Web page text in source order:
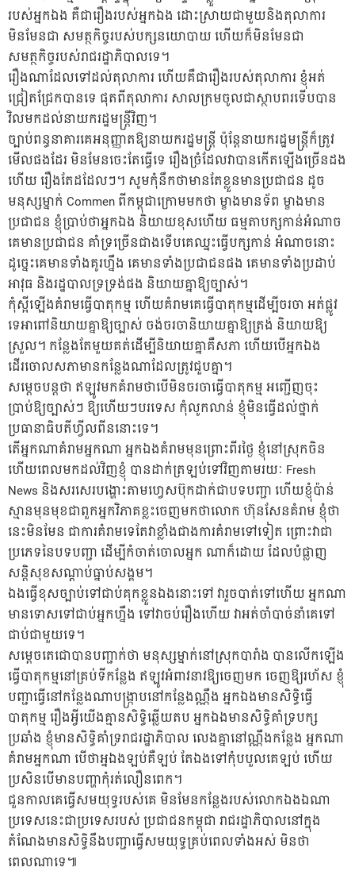
របស់អ្នកឯង គឺជារឿងរបស់អ្នកឯង ដោះស្រាយជាមួយនិងតុលាការ
មិនមែនជា សមត្ថកិច្ចរបស់បក្សនយោបាយ ហើយក៏មិនមែនជា
សមត្ថកិច្ចរបស់រាជរដ្ឋាភិបាលទេ។
រឿងណាដែលទៅដល់តុលាការ ហើយគឺជារឿងរបស់តុលាការ ខ្ញុំអត់
ជ្រៀតជ្រែកបានទេ ផុតពីតុលាការ សាលក្រមចូលជាស្ថាបពរទើបបាន
វិលមកដល់នាយករដ្ឋមន្ត្រីវិញ។
ច្បាប់ពន្ធនាគារគេអនុញ្ញាតឱ្យនាយករដ្ឋមន្ត្រី ប៉ុន្តែនាយករដ្ឋមន្ត្រីក៏ត្រូវ
មើលផងដែរ មិនមែនចេះតែធ្វើទេ រឿងច្រំដែលវាបានកើតឡើងច្រើនដង
ហើយ រឿងតែដដែលៗ។ សូមកុំនឹកថាមានតែខ្លួនមានប្រជាជន ដូច
មនុស្សម្នាក់ Commen ពីកម្ពុជាក្រោមមកថា ម្ខាងមានទ័ព ម្ខាងមាន
ប្រជាជន ខ្ញុំប្រាប់ថាអ្នកឯង និយាយខុសហើយ ធម្មតាបក្សកាន់អំណាច
គេមានប្រជាជន គាំទ្រច្រើនជាងទើបគេឈ្នះធ្វើបក្សកាន់ អំណាចនោះ
ដូច្នេះគេមានទាំងគូរហ្នឹង គេមានទាំងប្រជាជនផង គេមានទាំងប្រដាប់
អាវុធ និងរដ្ឋបាលទ្រទ្រង់ផង និយាយគ្នាឱ្យច្បាស់។
កុំស្អីឡើងគំរាមធ្វើបាតុកម្ម ហើយគំរាមគេធ្វើបាតុកម្មដើម្បីចរចា អត់ផ្លូវ
ទេអាពៅនិយាយគ្នាឱ្យច្បាស់ ចង់ចរចានិយាយគ្នាឱ្យត្រង់ និយាយឱ្យ
ស្រួល។ កន្លែងតែមួយគត់ដើម្បីនិយាយគ្នាគឺសភា ហើយបើអ្នកឯង
ដើរចោលសភាមានកន្លែងណាដែលត្រូវជួបគ្នា។
សម្ដេចបន្តថា ឥឡូវមកគំរាមថាបើមិនចរចាធ្វើបាតុកម្ម អញ្ជើញចុះ
ប្រាប់ឱ្យច្បាស់ៗ ឱ្យហើយៗបរទេស កុំលូកលាន់ ខ្ញុំមិនធ្វើដល់ថ្នាក់
ប្រធានាធិបតីហ្វីលពីននោះទេ។
តើអ្នកណាគំរាមអ្នកណា អ្នកឯងគំរាមមុនព្រោះពីរថ្ងៃ ខ្ញុំនៅស្រុកចិន
ហើយពេលមកដល់វិញខ្ញុំ បានដាក់ត្រឡប់ទៅវិញតាមរយៈ Fresh
News និងសរសេរបង្ហោះតាមហ្វេសប៊ុកដាក់ជាបទបញ្ជា ហើយខ្ញុំប៉ាន់
ស្មានមុនមុខជាពួកអ្នកវិភាគខ្លះចេញមកថាលោក ហ៊ុនសែនគំរាម ខ្ញុំថា
នេះមិនមែន ជាការគំរាមទេតែវាខ្លាំងជាងការគំរាមទៅទៀត ព្រោះវាជា
ប្រភេទនៃបទបញ្ជា ដើម្បីកំចាត់ចោលអ្នក ណាក៏ដោយ ដែលបំផ្លាញ
សន្តិសុខសណ្ដាប់ធ្នាប់សង្គម។
ឯងធ្វើខុសច្បាប់ទៅជាប់គុកខ្លួនឯងនោះទៅ វារួចបាត់ទៅហើយ អ្នកណា
មានទោសទៅជាប់អ្នកហ្នឹង ទៅវាចប់រឿងហើយ វាអត់ចាំបាច់នាំគេទៅ
ជាប់ជាមួយទេ។
សម្ដេចតេជោបានបញ្ជាក់ថា មនុស្សម្នាក់នៅស្រុកបារាំង បានលើកឡើង
ធ្វើបាតុកម្មនៅគ្រប់ទីកន្លែង ឥឡូវអំពាវនាវឱ្យចេញមក ចេញឱ្យរហ័ស ខ្ញុំ
បញ្ជាធ្វើនៅកន្លែងណាបង្ក្រាបនៅកន្លែងណ្ណឹង អ្នកឯងមានសិទ្ធិធ្វើ
បាតុកម្ម រឿងអ្វីយើងគ្មានសិទ្ធិឆ្លើយតប អ្នកឯងមានសិទ្ធិគាំទ្របក្ស
ប្រឆាំង ខ្ញុំមានសិទ្ធិគាំទ្ររាជរដ្ឋាភិបាល លេងគ្នានៅណ្ណឹងកន្លែង អ្នកណា
គំរាមអ្នកណា បើថាអ្នឯងឡប់គឺឡប់ តែឯងទៅកុំបបួលគេឡប់ ហើយ
ប្រសិនបើមានបញ្ហាកុំរត់លឿនពេក។
ជួនកាលគេធ្វើសមយុទ្ធរបស់គេ មិនមែនកន្លែងរបស់លោកឯងឯណា
ប្រទេសនេះជាប្រទេសរបស់ ប្រជាជនកម្ពុជា រាជរដ្ឋាភិបាលនៅក្នុង
តំណែងមានសិទ្ធិនឹងបញ្ជាធ្វើសមយុទ្ធគ្រប់ពេលទាំងអស់ មិនថា
ពេលណាទេ៕